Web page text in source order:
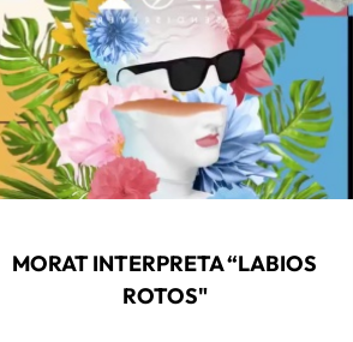
MORAT INTERPRETA “LABIOS
ROTOS"